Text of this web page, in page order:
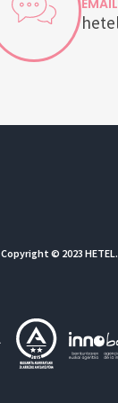
Copyright © 2023